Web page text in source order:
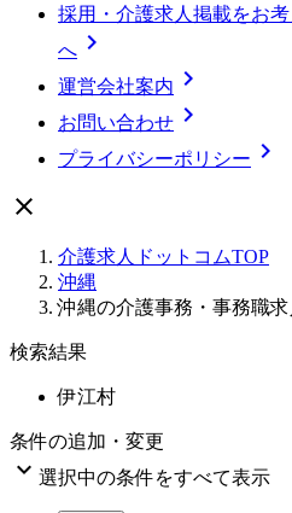
採用・介護求人掲載をお
へ 
運営会社案内 
お問い合わせ 
プライバシーポリシー 

介護求人ドットコムTOP
沖縄
沖縄の介護事務・事務職
検索結果
伊江村
条件の追加・変更
 選択中の条件をすべて表示